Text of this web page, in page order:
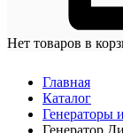
Нет товаров в
Главная
Каталог
Генераторы